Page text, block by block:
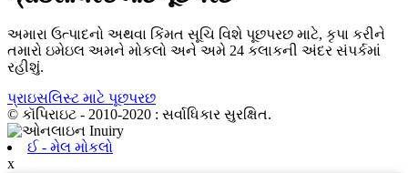
અમારા ઉત્પાદનો અથવા કિંમત સૂચિ વિશે પૂછપરછ માટે, કૃપા કરીને
તમારો ઇમેઇલ અમને મોકલો અને અમે 24 કલાકની અંદર સંપર્કમાં
રહીશું.
પ્રાઇસલિસ્ટ માટે પૂછપરછ
© કૉપિરાઇટ - 2010-2020 : સર્વાધિકાર સુરક્ષિત.
ઈ - મેલ મોકલો
x